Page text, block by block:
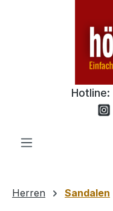
Hotline:
Herren Sandalen